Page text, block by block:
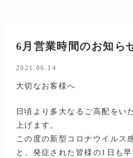
6月営業時間のお知ら
2021.06.14
大切なお客様へ
日頃より多大なるご高配をい
上げます。
この度の新型コロナウイルス
と、発症された皆様の1日も